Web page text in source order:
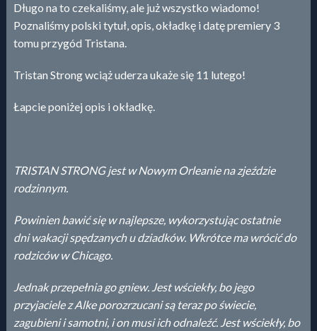
Długo na to czekaliśmy, ale już wszystko wiadomo!
Poznaliśmy polski tytuł, opis, okładkę i datę premiery 3
tomu przygód Tristana.
Tristan Strong wciąż uderza ukaże się 11 lutego!
Łapcie poniżej opis i okładkę.
TRISTAN STRONG jest w Nowym Orleanie na zjeździe
rodzinnym.
Powinien bawić się w najlepsze, wykorzystując ostatnie
dniwakacji spędzanych u dziadków. Wkrótce ma wrócić do
rodzicóww Chicago.
Jednak przepełnia go gniew. Jest wściekły, bo jego
przyjacielez Alke porozrzucani są teraz po świecie,
zagubieni i samotni, i onmusi ich odnaleźć. Jest wściekły, bo